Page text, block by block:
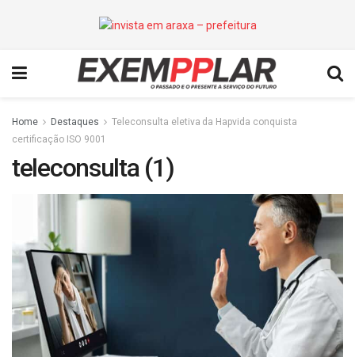
Home Destaques
Teleconsulta eletiva da Hapvida conquista
certificação ISO 9001
teleconsulta (1)